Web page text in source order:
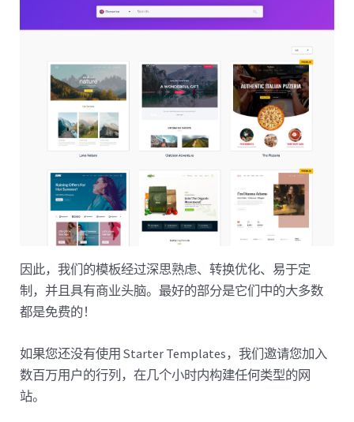
因此，我们的模板经过深思熟虑、转换优化、易于定
制，并且具有商业头脑。最好的部分是它们中的大多数
都是免费的！
如果您还没有使用 Starter Templates，我们邀请您加入
数百万用户的行列，在几个小时内构建任何类型的网
站。